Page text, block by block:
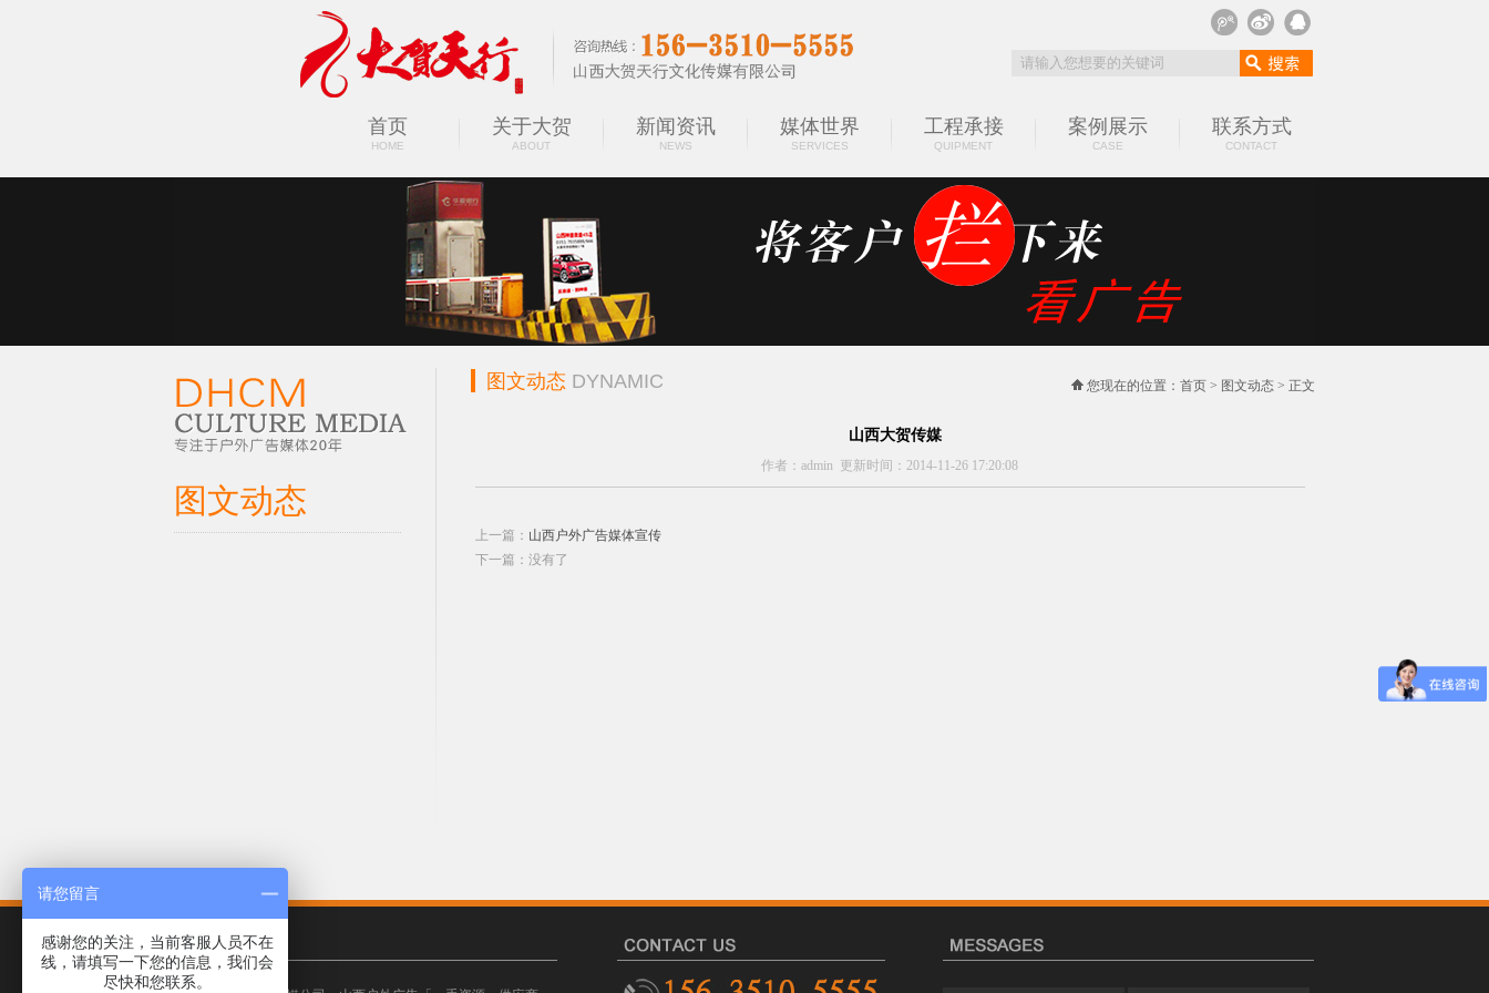
太原广告公司
首页
HOME
关于大贺
ABOUT
新闻资讯
NEWS
媒体世界
SERVICES
工程承接
QUIPMENT
案例展示
CASE
联系方式
CONTACT
图文动态
图文动态 DYNAMIC 您现在的位置： 首页> 图文动态> 正文
山西大贺传媒
作者：admin 更新时间：2014-11-26 17:20:08
上一篇： 山西户外广告媒体宣传
下一篇：没有了
请您留言
感谢您的关注，当前客服人员不在
线，请填写一下您的信息，我们会
尽快和您联系。